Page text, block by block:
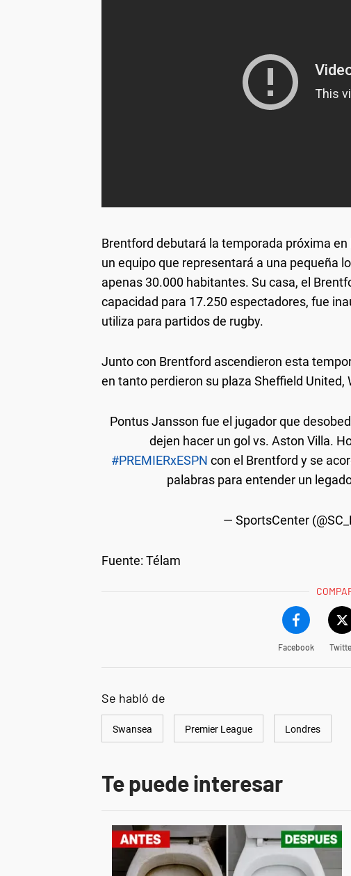
Brentford debutará la temporada próxima en
un equipo que representará a una pequeña
apenas 30.000 habitantes. Su casa, el
capacidad para 17.250 espectadores, fue
utiliza para partidos de rugby.
Junto con Brentford ascendieron esta
en tanto perdieron su plaza Sheffield United,
Pontus Jansson fue el jugador que
dejen hacer un gol vs. Aston Villa.
#PREMIERxESPN con el Brentford y se
palabras para entender un
— SportsCenter
Fuente: Télam
Facebook
Se habló de
Swansea Premier League Londres
Te puede interesar